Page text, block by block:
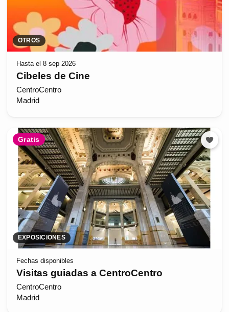
OTROS
Hasta el 8 sep 2026
Cibeles de Cine
CentroCentro
Madrid
Gratis
EXPOSICIONES
Fechas disponibles
Visitas guiadas a CentroCentro
CentroCentro
Madrid